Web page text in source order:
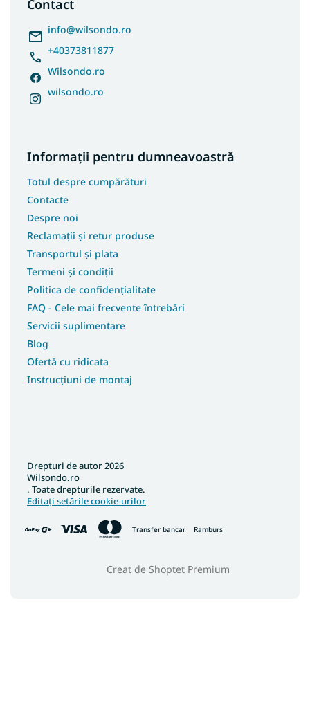
Contact
info@wilsondo.ro
+40373811877
Wilsondo.ro
wilsondo.ro
Informații pentru dumneavoastră
Totul despre cumpărături
Contacte
Despre noi
Reclamații și retur produse
Transportul și plata
Termeni și condiții
Politica de confidențialitate
FAQ - Cele mai frecvente întrebări
Servicii suplimentare
Blog
Ofertă cu ridicata
Instrucțiuni de montaj
Transfer bancar Ramburs
Creat de Shoptet Premium
Drepturi de autor 2026
Wilsondo.ro
. Toate drepturile rezervate.
Editați setările cookie-urilor